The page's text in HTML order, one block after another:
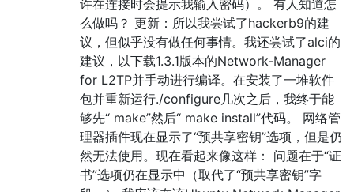
许在连接时会提示我输入密码）。 有人知道怎
么做吗？ 更新：所以我尝试了hackerb9的建
议，但似乎没有做任何事情。我还尝试了alci的
建议，以下载1.3.1版本的Network-Manager
for L2TP并手动进行编译。在安装了一堆软件
包并重新运行./configure几次之后，我终于能
够先“ make”然后“ make install”代码。 网络管
理器插件现在显示了“预共享密钥”选项，但是仍
然无法使用。现在看起来像这样： 问题在于“证
书”选项仍在显示中（取代了“预共享密钥”字